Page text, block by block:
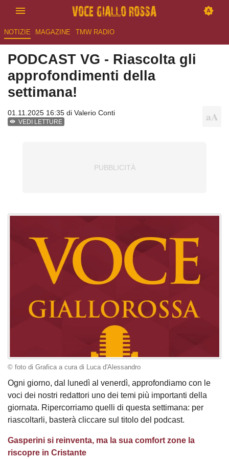
NOTIZIE MAGAZINE TMW RADIO
PODCAST VG - Riascolta gli
approfondimenti della
settimana!
01.11.2025 16:35 di Valerio Conti
VEDI LETTURE
© foto di Grafica a cura di Luca d'Alessandro
Ogni giorno, dal lunedì al venerdì, approfondiamo con le
voci dei nostri redattori uno dei temi più importanti della
giornata. Ripercorriamo quelli di questa settimana: per
riascoltarli, basterà cliccare sul titolo del podcast.
Gasperini si reinventa, ma la sua comfort zone la
riscopre in Cristante